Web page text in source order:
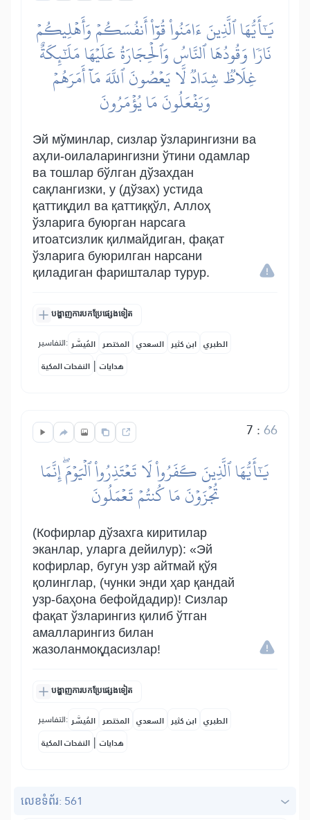
يَٰٓأَيُّهَا ٱلَّذِينَ ءَامَنُواْ قُوٓاْ أَنفُسَكُمۡ وَأَهۡلِيكُمۡ
نَارٗا وَقُودُهَا ٱلنَّاسُ وَٱلۡحِجَارَةُ عَلَيۡهَا مَلَٰٓئِكَةٌ
غِلَاظٞ شِدَادٞ لَّا يَعۡصُونَ ٱللَّهَ مَآ أَمَرَهُمۡ
وَيَفۡعَلُونَ مَا يُؤۡمَرُونَ
Эй мўминлар, сизлар ўзларингизни ва
аҳли-оилаларингизни ўтини одамлар
ва тошлар бўлган дўзахдан
сақлангизки, у (дўзах) устида
қаттиқдил ва қаттиққўл, Аллоҳ
ўзларига буюрган нарсага
итоатсизлик қилмайдиган, фақат
ўзларига буюрилган нарсани
қиладиган фаришталар турур.
បង្ហាញការបកប្រែផ្សេងទៀត
التفاسير: المُيسَّر المختصر السعدي ابن كثير الطبري
النفحات المكية | هدايات
7 :66
يَٰٓأَيُّهَا ٱلَّذِينَ كَفَرُواْ لَا تَعۡتَذِرُواْ ٱلۡيَوۡمَۖ إِنَّمَا
تُجۡزَوۡنَ مَا كُنتُمۡ تَعۡمَلُونَ
(Кофирлар дўзахга киритилар
эканлар, уларга дейилур): «Эй
кофирлар, бугун узр айтмай қўя
қолинглар, (чунки энди ҳар қандай
узр-баҳона бефойдадир)! Сизлар
фақат ўзларингиз қилиб ўтган
амалларингиз билан
жазоланмоқдасизлар!
បង្ហាញការបកប្រែផ្សេងទៀត
التفاسير: المُيسَّر المختصر السعدي ابن كثير الطبري
النفحات المكية | هدايات
លេខ​ទំព័រ: 561